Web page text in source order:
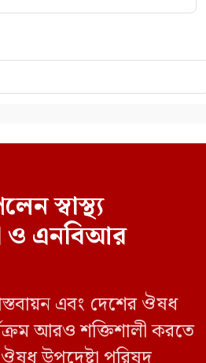
স্বাস্থ্য
ও এনবিআর
এবং দেশের ঔষধ
আরও শক্তিশালী করতে